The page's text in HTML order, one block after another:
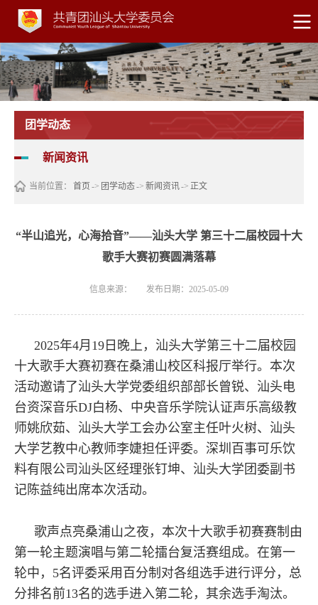
团学动态
新闻资讯
当前位置： 首页-> 团学动态-> 新闻资讯-> 正文
“半山追光，心海拾音”——汕头大学 第三十二届校园十大
歌手大赛初赛圆满落幕
信息来源： 发布日期：2025-05-09
2025年4月19日晚上，汕头大学第三十二届校园
十大歌手大赛初赛在桑浦山校区科报厅举行。本次
活动邀请了汕头大学党委组织部部长曾锐、汕头电
台资深音乐DJ白杨、中央音乐学院认证声乐高级教
师姚欣茹、汕头大学工会办公室主任叶火树、汕头
大学艺教中心教师李婕担任评委。深圳百事可乐饮
料有限公司汕头区经理张钉坤、汕头大学团委副书
记陈益纯出席本次活动。
歌声点亮桑浦山之夜，本次十大歌手初赛赛制由
第一轮主题演唱与第二轮擂台复活赛组成。在第一
轮中，5名评委采用百分制对各组选手进行评分，总
分排名前13名的选手进入第二轮，其余选手淘汰。